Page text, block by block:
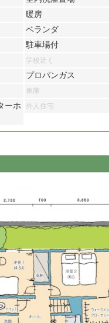
暖房
ベランダ
駐車場付
学校近く
プロパンガス
車庫
ーホ
外人住宅